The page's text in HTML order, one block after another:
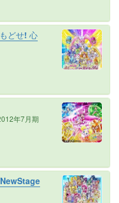
どせ! 心
年7月期